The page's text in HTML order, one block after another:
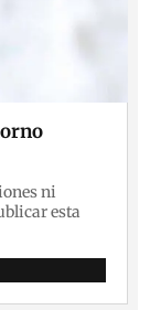
ni
esta